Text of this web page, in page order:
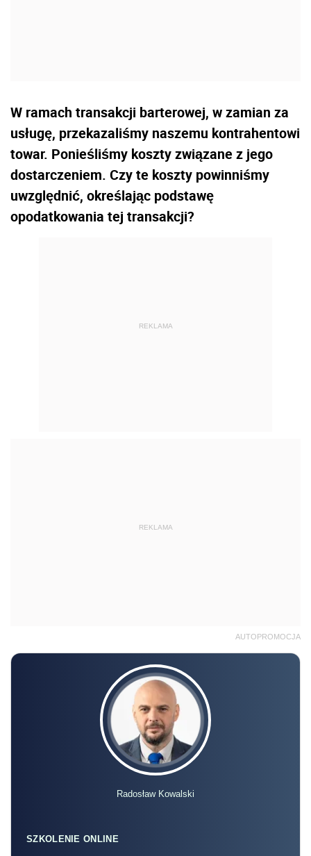
W ramach transakcji barterowej, w zamian za
usługę, przekazaliśmy naszemu kontrahentowi
towar. Ponieśliśmy koszty związane z jego
dostarczeniem. Czy te koszty powinniśmy
uwzględnić, określając podstawę
opodatkowania tej transakcji?
REKLAMA
REKLAMA
AUTOPROMOCJA
Radosław Kowalski
SZKOLENIE ONLINE